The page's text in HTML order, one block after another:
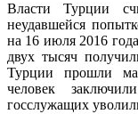
Власти Турции
неудавшейся
на 16 июля 2016
двух тысяч
Турции прошли
человек
госслужащих